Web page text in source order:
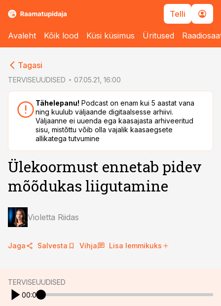
Telli
Avaleht Kõik lood Küsi küsimus Üritused
Tagasi
TERVISEUUDISED 07.05.21, 16:00
Tähelepanu! Podcast on enam kui 5 aastat vana
ning kuulub väljaande digitaalsesse arhiivi.
Väljaanne ei uuenda ega kaasajasta arhiveeritud
sisu, mistõttu võib olla vajalik kaasaegsete
allikatega tutvumine
Ülekoormust ennetab pidev
mõõdukas liigutamine
Violetta Riidas
Jaga Salvesta Vihja Lisa lemmikuks
TERVISEUUDISED
00:00